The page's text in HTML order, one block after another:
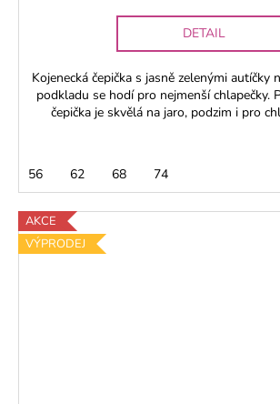
DETAIL
Kojenecká čepička s jasně zelenými autíčky
podkladu se hodí pro nejmenší chlapečky.
čepička je skvělá na jaro, podzim i pro
56 62 68 74
AKCE
VÝPRODEJ